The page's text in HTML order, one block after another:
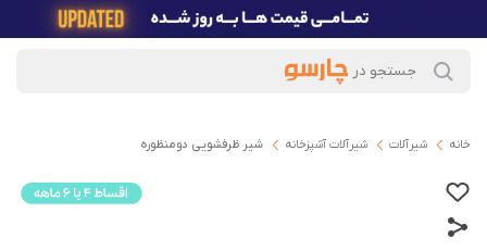
خانه شیرآلات شیرآلات آشپزخانه شیر ظرفشویی دومنظوره